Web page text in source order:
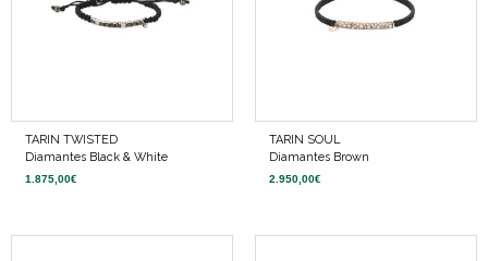
TARIN TWISTED
Diamantes Black & White
1.875,00€
TARIN SOUL
Diamantes Brown
2.950,00€